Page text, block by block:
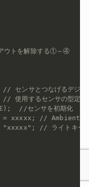
ウトを解除する①～④
サとつなげるデジタル
用するセンサの型定義
//センサを初期化
// Ambientのチ
// ライトキー